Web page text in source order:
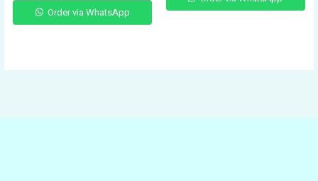
Order via WhatsApp